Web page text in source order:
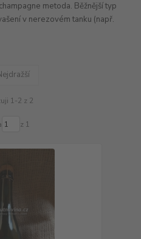
metoda. Běžnější typ
v nerezovém tanku (např.
1-2 z 2
z 1